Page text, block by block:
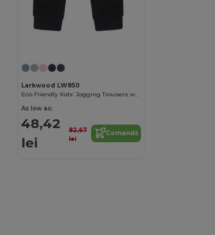
Larkwood LW850
Eco-Friendly Kids’ Jogging Trousers with Recycled Fabric
As low as:
48,42
lei
82,67
lei
Comandă